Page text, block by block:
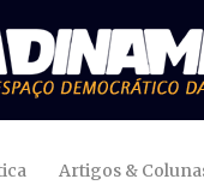
Artigos &